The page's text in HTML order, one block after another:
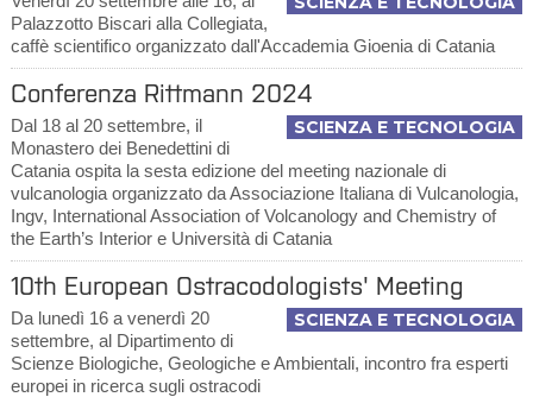
Palazzotto Biscari alla Collegiata,
caffè scientifico organizzato dall'Accademia Gioenia di Catania
Conferenza Rittmann 2024
SCIENZA E TECNOLOGIA
Dal 18 al 20 settembre, il
Monastero dei Benedettini di
Catania ospita la sesta edizione del meeting nazionale di
vulcanologia organizzato da Associazione Italiana di Vulcanologia,
Ingv, International Association of Volcanology and Chemistry of
the Earth’s Interior e Università di Catania
10th European Ostracodologists' Meeting
SCIENZA E TECNOLOGIA
Da lunedì 16 a venerdì 20
settembre, al Dipartimento di
Scienze Biologiche, Geologiche e Ambientali, incontro fra esperti
europei in ricerca sugli ostracodi